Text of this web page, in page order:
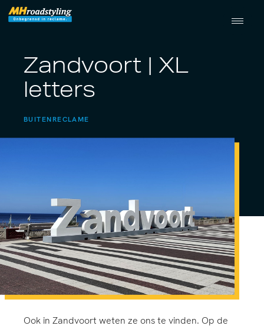
Zandvoort | XL
letters
BUITENRECLAME
Ook in Zandvoort weten ze ons te vinden. Op de